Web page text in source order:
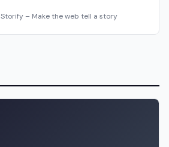
– Make the web tell a story